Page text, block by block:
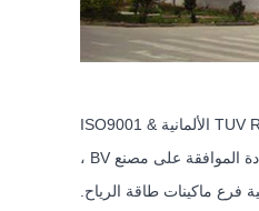
تفتخر الشركة بنظام ضمان الجودة المثالي ومجموعة كاملة من معدات الفحص الفيزيائية والكيميائية الحديثة. في السنوات الأخيرة ، حصلت الشركة على شهادات ISO9001 و TUV Rhine الألمانية ISO9001 &
PED ، وحصلت على شهادة التفويض من جمعية التصنيف الصينية ، رخصة تصنيع المعدات الخاصة (خط أنابيب الضغط) ، شهادة تقييم مؤسسة التصدير من الفئة A من AQSIQ ، شهادة الموافقة على مصنع BV ،
ماكينات طاقة الرياح.